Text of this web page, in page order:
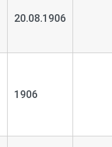
20.08.1906
1906